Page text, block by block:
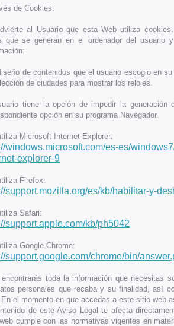
de Cookies:
al Usuario que esta Web utiliza
que se generan en el ordenador del usuario
de contenidos que el usuario escogió en
de ciudades para mostrar los relojes.
tiene la opción de impedir la
opción en su programa Navegador.
Microsoft Internet Explorer:
windows.microsoft.com/es-es/
explorer-9
Firefox:
support.mozilla.org/es/kb/habilitar-y-
Safari:
support.apple.com/kb/ph5042
Google Chrome:
support.google.com/chrome/bin/
toda la información que necesitas
personales que recaba y su finalidad, así
el momento en que accedas a este sitio web
de este Aviso Legal te afecta
cumple con las normativas vigentes en